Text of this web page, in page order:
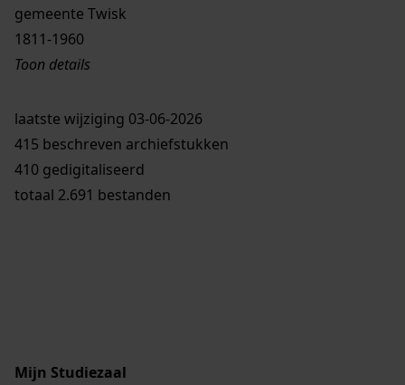
gemeente Twisk
1811-1960
Toon details
Datering:
1811-1960
Plaats:
Twisk
Categorie:
laatste wijziging 03-06-2026
415 beschreven archiefstukken
410 gedigitaliseerd
totaal 2.691 bestanden
Mijn Studiezaal